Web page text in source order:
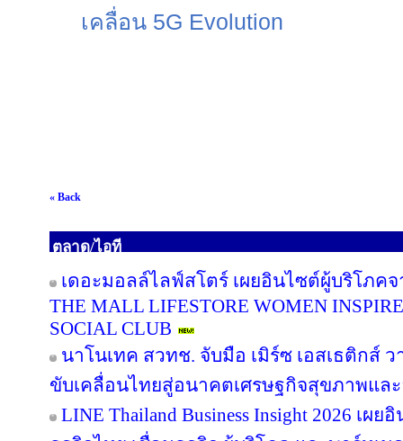
เคลื่อน 5G Evolution
« Back
ตลาด/ไอที
เดอะมอลล์ไลฟ์สโตร์ เผยอินไซต์ผู้บริโภค
THE MALL LIFESTORE WOMEN
SOCIAL CLUB
นาโนเทค สวทช. จับมือ เมิร์ซ เอสเธติกส์ ว
ขับเคลื่อนไทยสู่อนาคตเศรษฐกิจสุขภาพแล
LINE Thailand Business Insight 2026 เผ